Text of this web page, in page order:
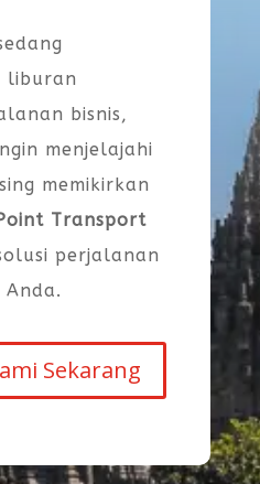
liburan
bisnis,
menjelajahi
memikirkan
Transport
perjalanan
Sekarang